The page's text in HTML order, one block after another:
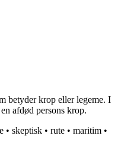
betyder krop eller legeme. I
afdød persons krop.
• skeptisk • rute • maritim •